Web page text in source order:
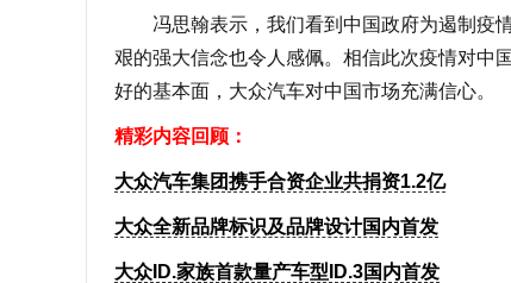
冯思翰表示，我们看到中国政府为遏制疫情
艰的强大信念也令人感佩。相信此次疫情对中
好的基本面，大众汽车对中国市场充满信心。
精彩内容回顾：
大众汽车集团携手合资企业共捐资1.2亿
大众全新品牌标识及品牌设计国内首发
大众ID.家族首款量产车型ID.3国内首发